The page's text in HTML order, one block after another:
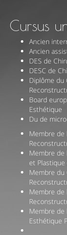
Cursus
Ancien
Ancien
DES de
DESC de
Diplôme du
Board
Esthétique
Du de
Membre de
Membre de
et Plastique
Membre du
Membre de
Membre de
Esthétique